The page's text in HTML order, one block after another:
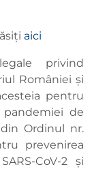
aici
privind
României şi
pentru
pandemiei de
din Ordinul nr.
prevenirea
CoV-2 şi